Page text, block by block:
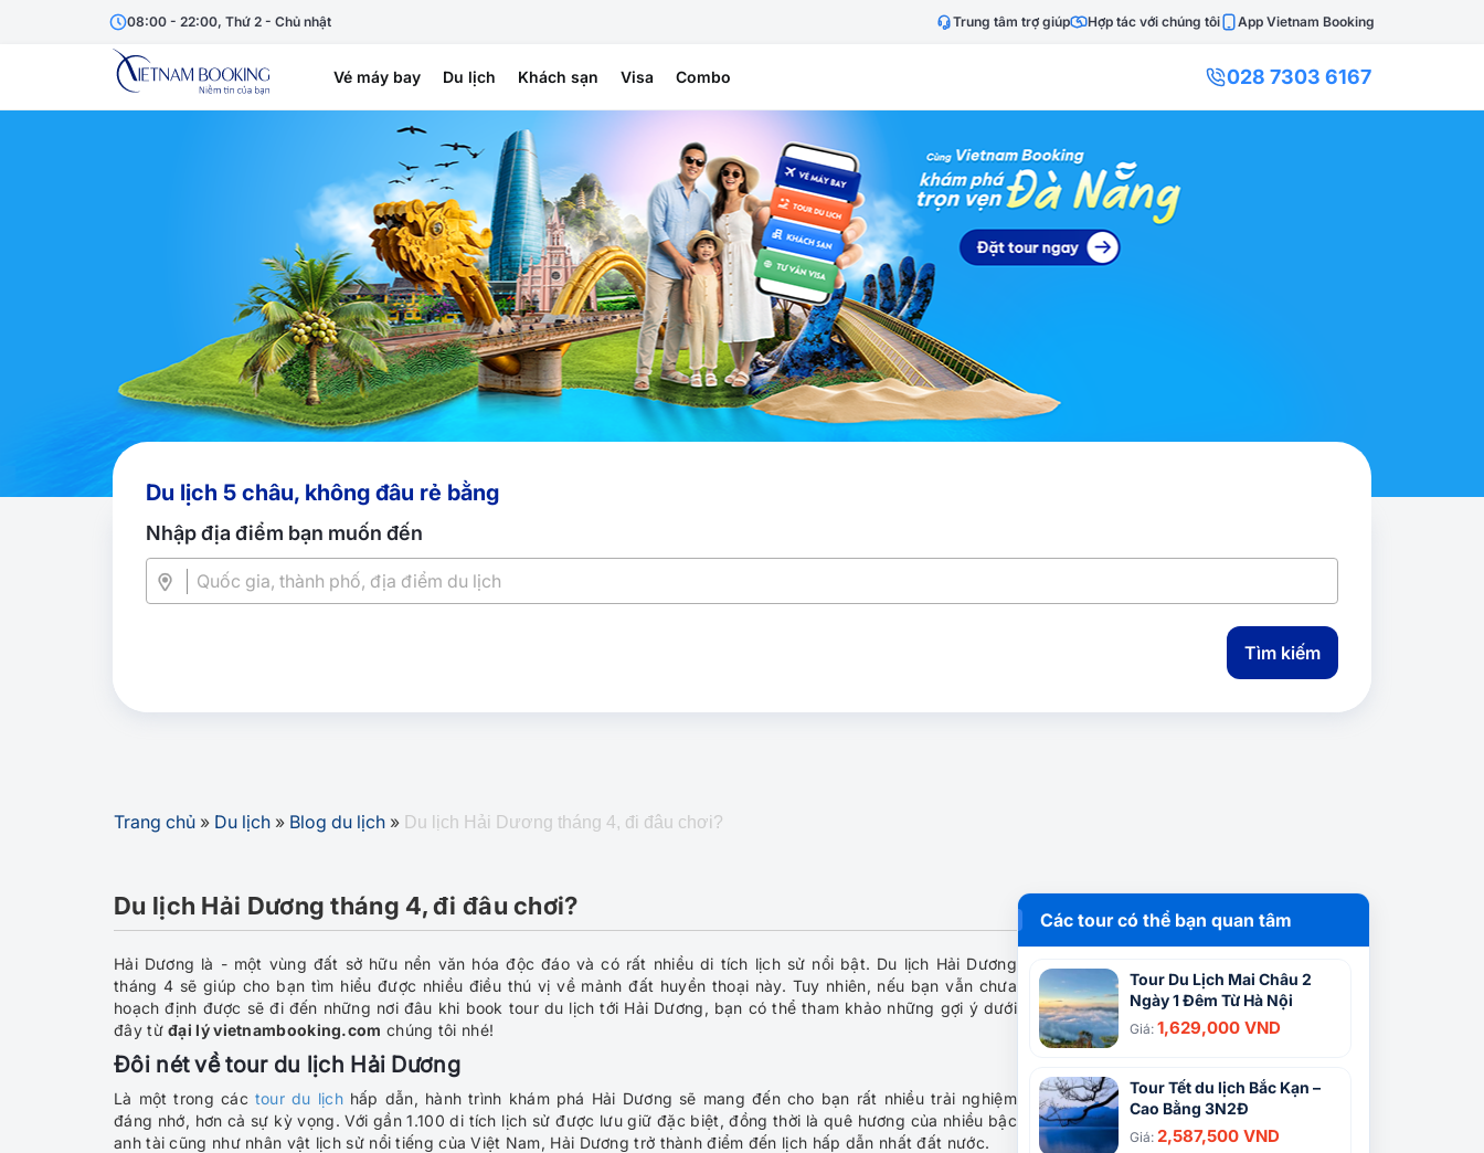
08:00 - 22:00, Thứ 2 - Chủ nhật Trung tâm trợ giúp Hợp tác với chúng tôi App Vietnam Booking
Vé máy bay Du lịch Khách sạn Visa Combo 028 7303 6167
Du lịch 5 châu, không đâu rẻ bằng
Nhập địa điểm bạn muốn đến
Tìm kiếm
Trang chủ » Du lịch » Blog du lịch » Du lịch Hải Dương tháng 4, đi đâu chơi?
Du lịch Hải Dương tháng 4, đi đâu chơi?
Hải Dương là - một vùng đất sở hữu nền văn hóa độc đáo và có rất nhiều di tích lịch sử nổi bật. Du lịch Hải Dương
tháng 4 sẽ giúp cho bạn tìm hiểu được nhiều điều thú vị về mảnh đất huyền thoại này. Tuy nhiên, nếu bạn vẫn chưa
hoạch định được sẽ đi đến những nơi đâu khi book tour du lịch tới Hải Dương, bạn có thể tham khảo những gợi ý dưới
đây từđại lý vietnambooking.com chúng tôi nhé!
Đôi nét về tour du lịch Hải Dương
Là một trong các tour du lịchhấp dẫn, hành trình khám phá Hải Dương sẽ mang đến cho bạn rất nhiều trải nghiệm
đáng nhớ, hơn cả sự kỳ vọng. Với gần 1.100 di tích lịch sử được lưu giữ đặc biệt, đồng thời là quê hương của nhiều bậc
anh tài cũng như nhân vật lịch sử nổi tiếng của Việt Nam, Hải Dương trở thành điểm đến lịch hấp dẫn nhất đất nước.
Các tour có thể bạn quan tâm
Tour Du Lịch Mai Châu 2
Ngày 1 Đêm Từ Hà Nội
Giá: 1,629,000 VND
Tour Tết du lịch Bắc Kạn –
Cao Bằng 3N2Đ
Giá: 2,587,500 VND